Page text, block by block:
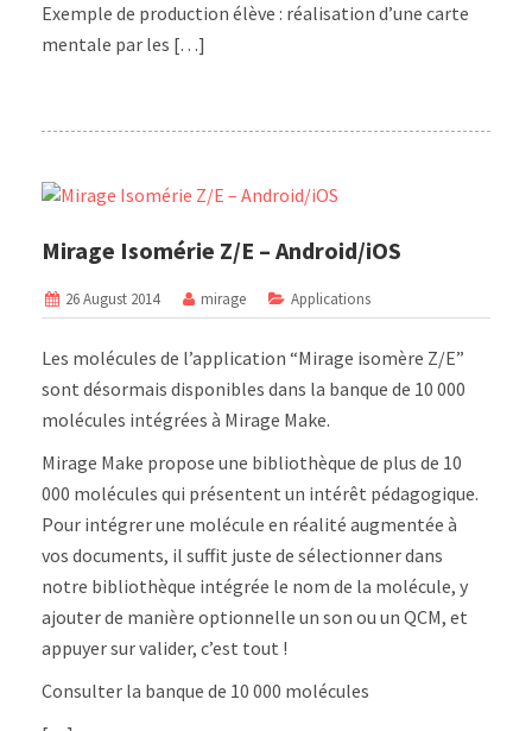
Exemple de production élève : réalisation d’une carte
mentale par les […]
Mirage Isomérie Z/E – Android/iOS
26 August 2014 mirage Applications
Les molécules de l’application “Mirage isomère Z/E”
sont désormais disponibles dans la banque de 10 000
molécules intégrées à Mirage Make.
Mirage Make propose une bibliothèque de plus de 10
000 molécules qui présentent un intérêt pédagogique.
Pour intégrer une molécule en réalité augmentée à
vos documents, il suffit juste de sélectionner dans
notre bibliothèque intégrée le nom de la molécule, y
ajouter de manière optionnelle un son ou un QCM, et
appuyer sur valider, c’est tout !
Consulter la banque de 10 000 molécules